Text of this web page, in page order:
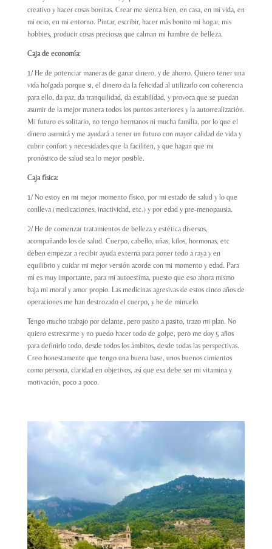
creativo y hacer cosas bonitas. Crear me sienta bien, en casa, en mi vida, en
mi ocio, en mi entorno. Pintar, escribir, hacer más bonito mi hogar, mis
hobbies, producir cosas preciosas que calman mi hambre de belleza.
Caja de economía:
1/ He de potenciar maneras de ganar dinero, y de ahorro. Quiero tener una
vida holgada porque si, el dinero da la felicidad al utilizarlo con coherencia
para ello, da paz, da tranquilidad, da estabilidad, y provoca que se puedan
asumir de la mejor manera todos los puntos anteriores y la autorrealización.
Mi futuro es solitario, no tengo hermanos ni mucha familia, por lo que el
dinero asumirá y me ayudará a tener un futuro con mayor calidad de vida y
cubrir confort y necesidades que la faciliten, y que hagan que mi
pronóstico de salud sea lo mejor posible.
Caja física:
1/ No estoy en mi mejor momento físico, por mi estado de salud y lo que
conlleva (medicaciones, inactividad, etc.) y por edad y pre-menopausia.
2/ He de comenzar tratamientos de belleza y estética diversos,
acompañando los de salud. Cuerpo, cabello, uñas, kilos, hormonas, etc
deben empezar a recibir ayuda externa para poner todo a raya y en
equilibrio y cuidar mi mejor versión acorde con mi momento y edad. Para
mí es muy importante, para mi autoestima, puesto que eso ahora mismo
baja mi moral y amor propio. Las medicinas agresivas de estos cinco años de
operaciones me han destrozado el cuerpo, y he de mimarlo.
Tengo mucho trabajo por delante, pero pasito a pasito, trazo mi plan. No
quiero estresarme y no puedo hacer todo de golpe, pero me doy 5 años
para definirlo todo, desde todos los ámbitos, desde todas las perspectivas.
Creo honestamente que tengo una buena base, unos buenos cimientos
como persona, claridad en objetivos, así que esa debe ser mi vitamina y
motivación, poco a poco.